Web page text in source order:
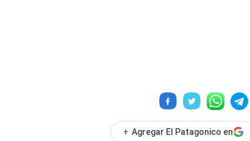
+ Agregar El Patagonico en